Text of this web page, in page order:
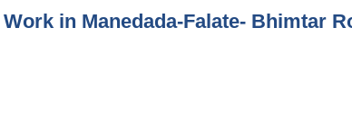
in Manedada-Falate- Bhimtar